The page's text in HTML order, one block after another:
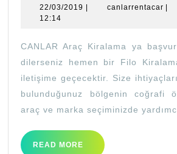
22/03/2019 22/03/2019
| canlarrentacar |
12:14
CANLAR Araç Kiralama ya
dilerseniz hemen bir Filo
iletişime geçecektir. Size
bulunduğunuz bölgenin coğrafi
araç ve marka seçiminizde
READ MORE
READ